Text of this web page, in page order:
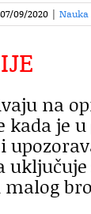
07/09/2020 Nauka
na
kada je